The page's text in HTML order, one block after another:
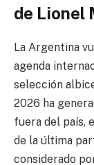
de Lionel
La Argentina
agenda
selección
2026 ha
fuera del país,
de la última
considerado